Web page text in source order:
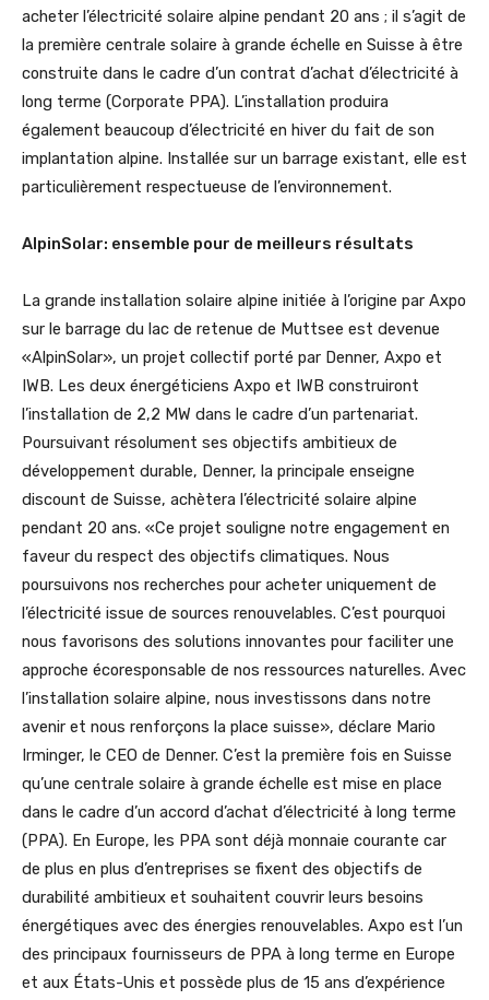
acheter l’électricité solaire alpine pendant 20 ans ; il s’agit de
la première centrale solaire à grande échelle en Suisse à être
construite dans le cadre d’un contrat d’achat d’électricité à
long terme (Corporate PPA). L’installation produira
également beaucoup d’électricité en hiver du fait de son
implantation alpine. Installée sur un barrage existant, elle est
particulièrement respectueuse de l’environnement.
AlpinSolar: ensemble pour de meilleurs résultats
La grande installation solaire alpine initiée à l’origine par Axpo
sur le barrage du lac de retenue de Muttsee est devenue
«AlpinSolar», un projet collectif porté par Denner, Axpo et
IWB. Les deux énergéticiens Axpo et IWB construiront
l’installation de 2,2 MW dans le cadre d’un partenariat.
Poursuivant résolument ses objectifs ambitieux de
développement durable, Denner, la principale enseigne
discount de Suisse, achètera l’électricité solaire alpine
pendant 20 ans. «Ce projet souligne notre engagement en
faveur du respect des objectifs climatiques. Nous
poursuivons nos recherches pour acheter uniquement de
l’électricité issue de sources renouvelables. C’est pourquoi
nous favorisons des solutions innovantes pour faciliter une
approche écoresponsable de nos ressources naturelles. Avec
l’installation solaire alpine, nous investissons dans notre
avenir et nous renforçons la place suisse», déclare Mario
Irminger, le CEO de Denner. C’est la première fois en Suisse
qu’une centrale solaire à grande échelle est mise en place
dans le cadre d’un accord d’achat d’électricité à long terme
(PPA). En Europe, les PPA sont déjà monnaie courante car
de plus en plus d’entreprises se fixent des objectifs de
durabilité ambitieux et souhaitent couvrir leurs besoins
énergétiques avec des énergies renouvelables. Axpo est l’un
des principaux fournisseurs de PPA à long terme en Europe
et aux États-Unis et possède plus de 15 ans d’expérience